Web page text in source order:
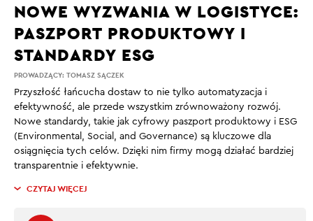
PROWADZĄCY: TOMASZ SĄCZEK
NOWE WYZWANIA W LOGISTYCE:
PASZPORT PRODUKTOWY I
STANDARDY ESG
Przyszłość łańcucha dostaw to nie tylko automatyzacja i
efektywność, ale przede wszystkim zrównoważony rozwój.
Nowe standardy, takie jak cyfrowy paszport produktowy i ESG
(Environmental, Social, and Governance) są kluczowe dla
osiągnięcia tych celów. Dzięki nim firmy mogą działać bardziej
transparentnie i efektywnie.
CZYTAJ WIĘCEJ